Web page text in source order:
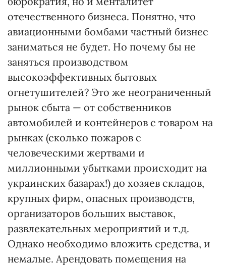
отечественного бизнеса. Понятно, что
авиационными бомбами частный бизнес
заниматься не будет. Но почему бы не
заняться производством
высокоэффективных бытовых
огнетушителей? Это же неограниченный
рынок сбыта — от собственников
автомобилей и контейнеров с товаром на
рынках (сколько пожаров с
человеческими жертвами и
миллионными убытками происходит на
украинских базарах!) до хозяев складов,
крупных фирм, опасных производств,
организаторов больших выставок,
развлекательных мероприятий и т.д.
Однако необходимо вложить средства, и
немалые. Арендовать помещения на